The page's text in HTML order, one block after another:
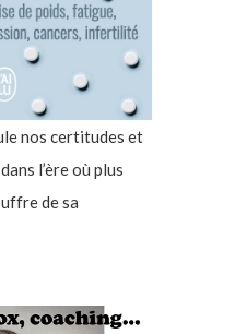
nos certitudes et
l’ère où plus
de sa